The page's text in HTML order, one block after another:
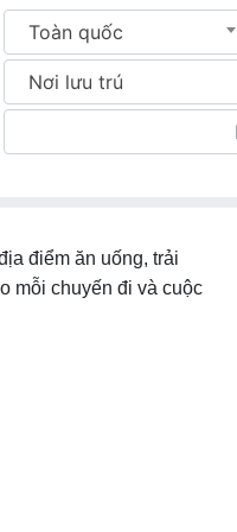
Toàn quốc
Nơi lưu trú
điểm ăn uống, trải
mỗi chuyến đi và cuộc